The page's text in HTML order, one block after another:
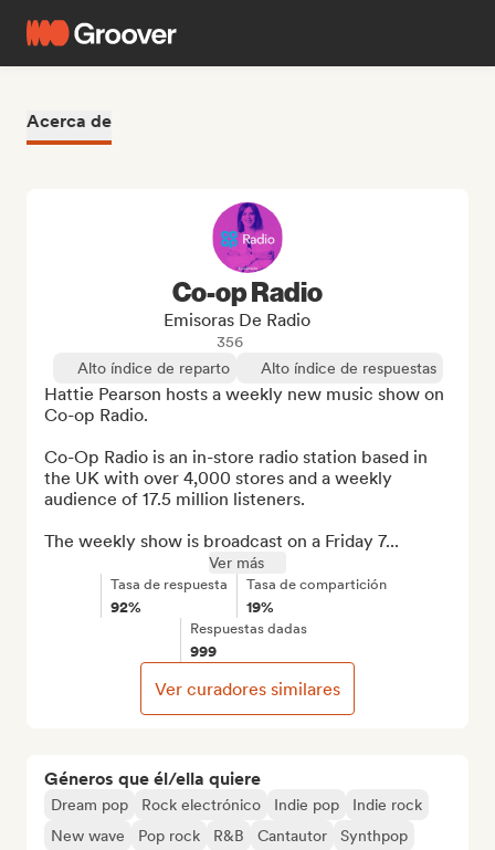
Acerca de
Géneros que él/ella quiere
Dream pop Rock electrónico Indie pop
Indie rock
New wave
Pop rock R&B Cantautor Synthpop
Co-op Radio
Emisoras De Radio
356
Alto índice de reparto
Alto índice de respuestas
Hattie Pearson hosts a weekly new music show on
Co-op Radio.
Co-Op Radio is an in-store radio station based in
the UK with over 4,000 stores and a weekly
audience of 17.5 million listeners.
The weekly show is broadcast on a Friday 7...
Ver más
Tasa de respuesta
92%
Tasa de compartición
19%
Respuestas dadas
999
Ver curadores similares